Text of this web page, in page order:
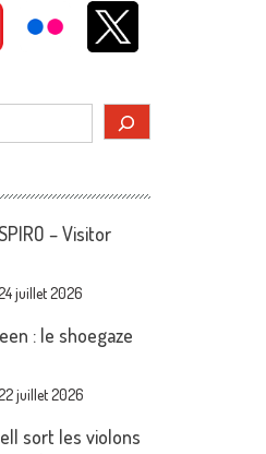
– Visitor
juillet 2026
: le shoegaze
juillet 2026
sort les violons